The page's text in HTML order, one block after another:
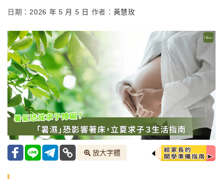
日期： 2026 年 5 月 5 日 作者： 黃慧玫
放大字體